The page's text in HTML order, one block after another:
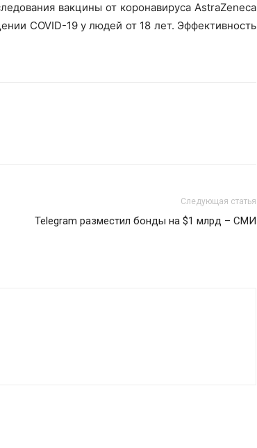
вакцины от коронавируса AstraZeneca
COVID-19 у людей от 18 лет. Эффективность
Следующая статья
Telegram разместил бонды на $1 млрд – СМИ